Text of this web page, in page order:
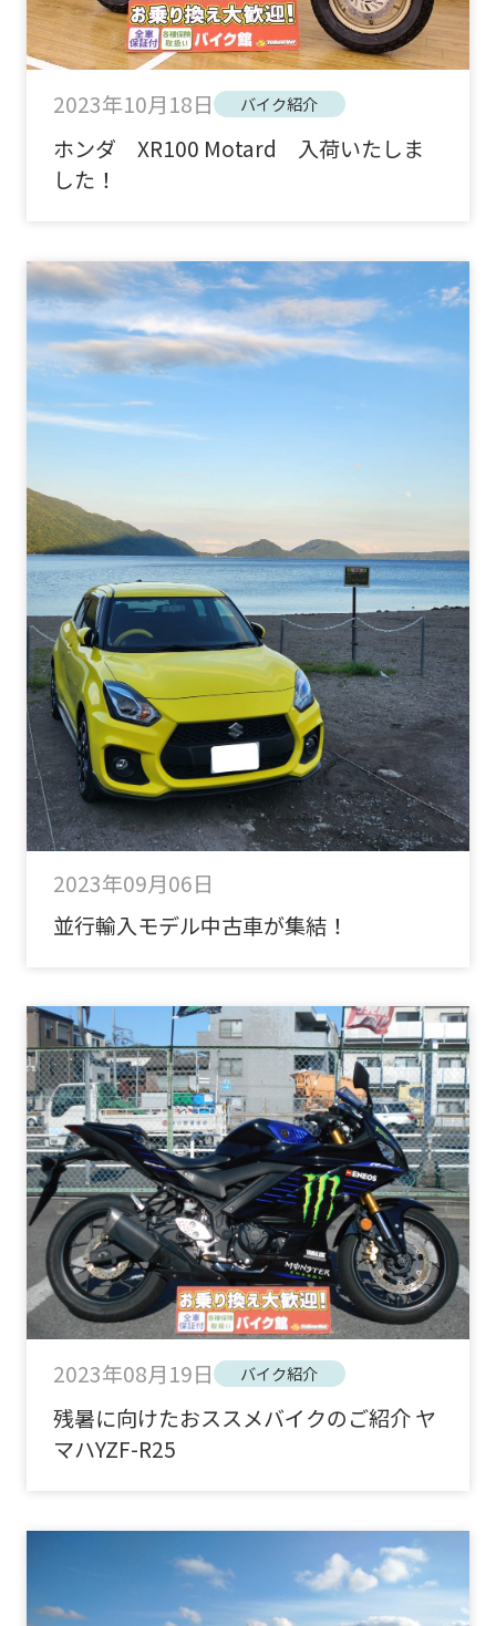
2023年10月18日 バイク紹介
ホンダ XR100 Motard 入荷いたしま
した！
2023年09月06日
並行輸入モデル中古車が集結！
2023年08月19日 バイク紹介
残暑に向けたおススメバイクのご紹介 ヤ
マハYZF-R25